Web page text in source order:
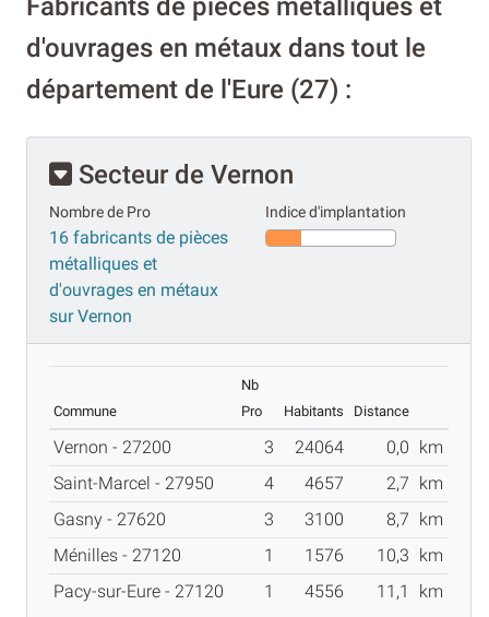
Fabricants de pièces métalliques et
d'ouvrages en métaux dans tout le
département de l'Eure (27) :
Secteur de Vernon
Nombre de Pro
16 fabricants de pièces
métalliques et
d'ouvrages en métaux
sur Vernon
Indice d'implantation
Commune
Nb
Pro
Habitants Distance
Vernon - 27200 3 24064 0,0
km
Saint-Marcel - 27950
4 4657 2,7
km
Gasny - 27620
3 3100 8,7
km
Ménilles - 27120
1 1576 10,3
km
Pacy-sur-Eure - 27120
1 4556 11,1 km